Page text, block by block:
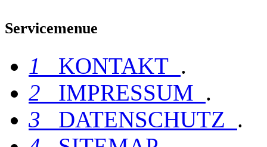
Servicemenue
1 KONTAKT .
2
IMPRESSUM .
3
DATENSCHUTZ .